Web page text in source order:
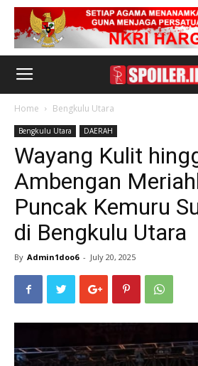
Home Bengkulu Utara
Bengkulu Utara DAERAH
Wayang Kulit
Ambengan
Puncak Kemuru
di Bengkulu Utara
By Admin1doo6 - July 20, 2025